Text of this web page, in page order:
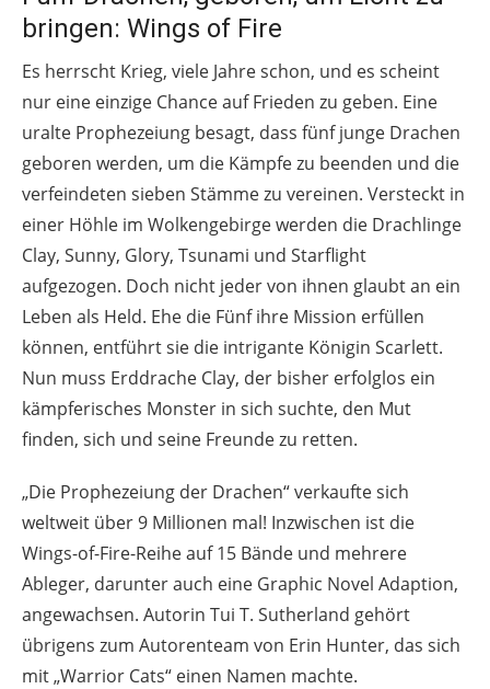
bringen: Wings of Fire
Es herrscht Krieg, viele Jahre schon, und es scheint
nur eine einzige Chance auf Frieden zu geben. Eine
uralte Prophezeiung besagt, dass fünf junge Drachen
geboren werden, um die Kämpfe zu beenden und die
verfeindeten sieben Stämme zu vereinen. Versteckt in
einer Höhle im Wolkengebirge werden die Drachlinge
Clay, Sunny, Glory, Tsunami und Starflight
aufgezogen. Doch nicht jeder von ihnen glaubt an ein
Leben als Held. Ehe die Fünf ihre Mission erfüllen
können, entführt sie die intrigante Königin Scarlett.
Nun muss Erddrache Clay, der bisher erfolglos ein
kämpferisches Monster in sich suchte, den Mut
finden, sich und seine Freunde zu retten.
„Die Prophezeiung der Drachen“ verkaufte sich
weltweit über 9 Millionen mal! Inzwischen ist die
Wings-of-Fire-Reihe auf 15 Bände und mehrere
Ableger, darunter auch eine Graphic Novel Adaption,
angewachsen. Autorin Tui T. Sutherland gehört
übrigens zum Autorenteam von Erin Hunter, das sich
mit „Warrior Cats“ einen Namen machte.